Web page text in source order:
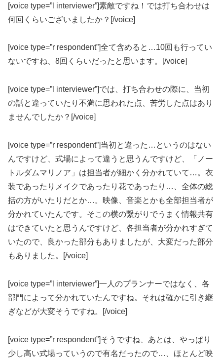
[voice type=”l interviewer”]素敵ですね！では打ち合わせは
何回くらいございましたか？[/voice]
[voice type=”r respondent”]全て含めると…10回も行ってい
ないですね、8回くらいだったと思います。[/voice]
[voice type=”l interviewer”]では、打ち合わせの際に、当初
の話と違っていたり不満に思われた点、苦労した点はあり
ませんでしたか？[/voice]
[voice type=”r respondent”]当初と違った…というのはない
んですけど、式場によって違うと思うんですけど、「ノー
トルダムマリノア」は担当者が細かく分かれていて…。衣
装であったりメイクであったり花であったり…、全体の総
括の方がいたりだとか…。映像、音楽とかも全部担当者が
分かれていたんです。そこの横の繋がりでうまく情報共有
はできていたと思うんですけど、各担当者が分かれすぎて
いたので、良かった部分もありましたが、大変だった部分
もありました。[/voice]
[voice type=”l interviewer”]一人のプランナーではなく、各
部門によって分かれていたんですね。それは確かに引き継
ぎなどが大変そうですね。[/voice]
[voice type=”r respondent”]そうですね、あとは、やっぱり
少し高い式場っていうので有名だったので…、ほとんど映